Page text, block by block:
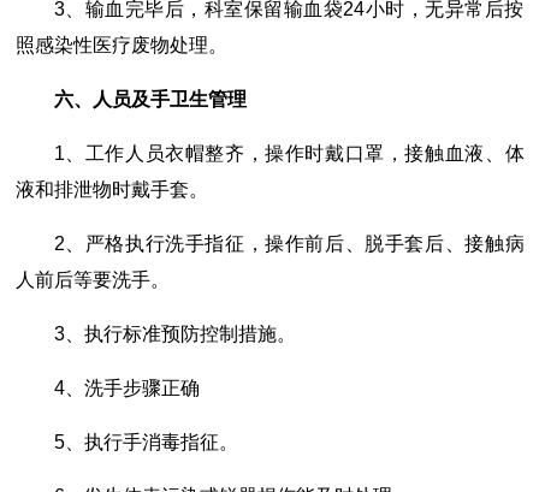
3、输血完毕后，科室保留输血袋24小时，无异常后按
照感染性医疗废物处理。
六、人员及手卫生管理
1、工作人员衣帽整齐，操作时戴口罩，接触血液、体
液和排泄物时戴手套。
2、严格执行洗手指征，操作前后、脱手套后、接触病
人前后等要洗手。
3、执行标准预防控制措施。
4、洗手步骤正确
5、执行手消毒指征。